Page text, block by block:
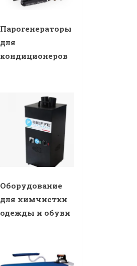
Парогенераторы
для
кондиционеров
Оборудование
для химчистки
одежды и обуви